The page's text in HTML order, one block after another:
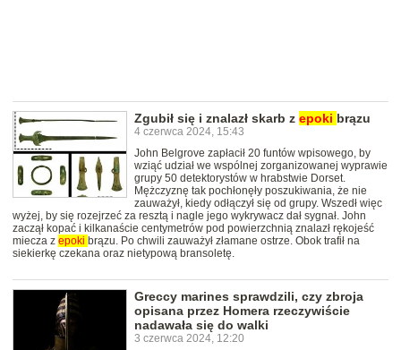
Zgubił się i znalazł skarb z epoki brązu
4 czerwca 2024, 15:43
John Belgrove zapłacił 20 funtów wpisowego, by
wziąć udział we wspólnej zorganizowanej wyprawie
grupy 50 detektorystów w hrabstwie Dorset.
Mężczyznę tak pochłonęły poszukiwania, że nie
zauważył, kiedy odłączył się od grupy. Wszedł więc
wyżej, by się rozejrzeć za resztą i nagle jego wykrywacz dał sygnał. John
zaczął kopać i kilkanaście centymetrów pod powierzchnią znalazł rękojeść
miecza z epoki brązu. Po chwili zauważył złamane ostrze. Obok trafił na
siekierkę czekana oraz nietypową bransoletę.
Greccy marines sprawdzili, czy zbroja
opisana przez Homera rzeczywiście
nadawała się do walki
3 czerwca 2024, 12:20